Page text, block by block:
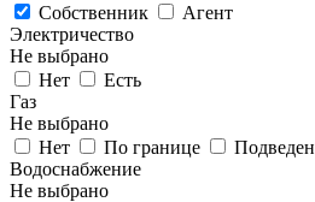
Собственник
Агент
Электричество
Не выбрано
Нет
Есть
Газ
Не выбрано
Нет
По границе
Подведен
Водоснабжение
Не выбрано